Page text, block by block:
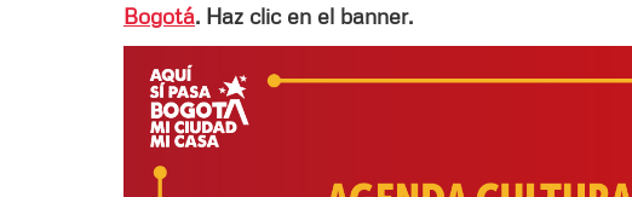
Bogotá. Haz clic en el banner.